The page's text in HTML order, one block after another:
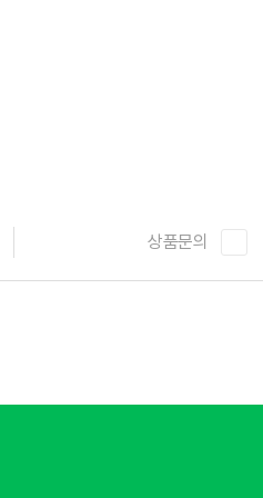
상품문의